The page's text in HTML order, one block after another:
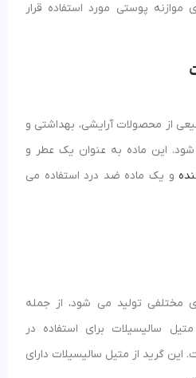
موازنه پوستی مورد استفاده قرار
از محصولات آرایشی، بهداشتی و
این ماده به عنوان یک عطر و
و یک ماده ضد درد استفاده می
مختلفی تولید می شود، از جمله
سالیسیلات برای استفاده در
گرید از متیل سالیسیلات دارای